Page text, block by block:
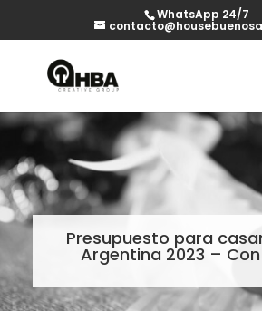
WhatsApp 24/7
Presupuesto para
Argentina 2023 –